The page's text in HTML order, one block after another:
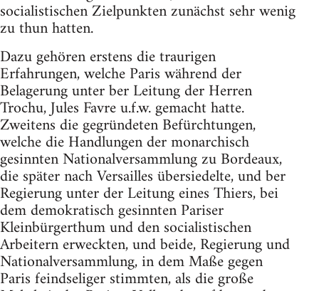
socialistischen Zielpunkten zunächst sehr wenig
zu thun hatten.
Dazu gehören erstens die traurigen
Erfahrungen, welche Paris während der
Belagerung unter ber Leitung der Herren
Trochu, Jules Favre u.f.w. gemacht hatte.
Zweitens die gegründeten Befürchtungen,
welche die Handlungen der monarchisch
gesinnten Nationalversammlung zu Bordeaux,
die später nach Versailles übersiedelte, und ber
Regierung unter der Leitung eines Thiers, bei
dem demokratisch gesinnten Pariser
Kleinbürgerthum und den socialistischen
Arbeitern erweckten, und beide, Regierung und
Nationalversammlung, in dem Maße gegen
Paris feindseliger stimmten, als die große